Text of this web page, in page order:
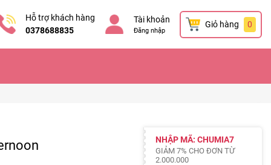
Hỗ trợ khách hàng
0378688835
Tài khoản
Đăng nhập
Giỏ hàng 0
NHẬP MÃ: CHUMIA7
GIẢM 7% CHO ĐƠN TỪ
2.000.000